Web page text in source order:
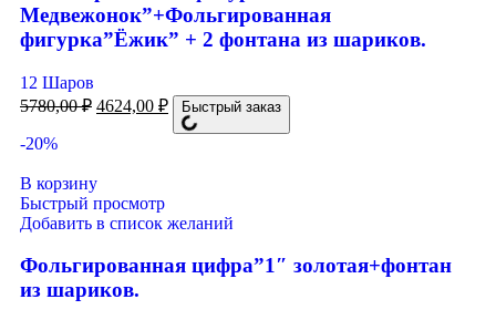
Медвежонок”+Фольгированная
фигурка”Ёжик” + 2 фонтана из шариков.
12 Шаров
5780,00₽ 4624,00 ₽ Быстрый заказ
-20%
В корзину
Быстрый просмотр
Добавить в список желаний
Фольгированная цифра”1″ золотая+фонтан
из шариков.